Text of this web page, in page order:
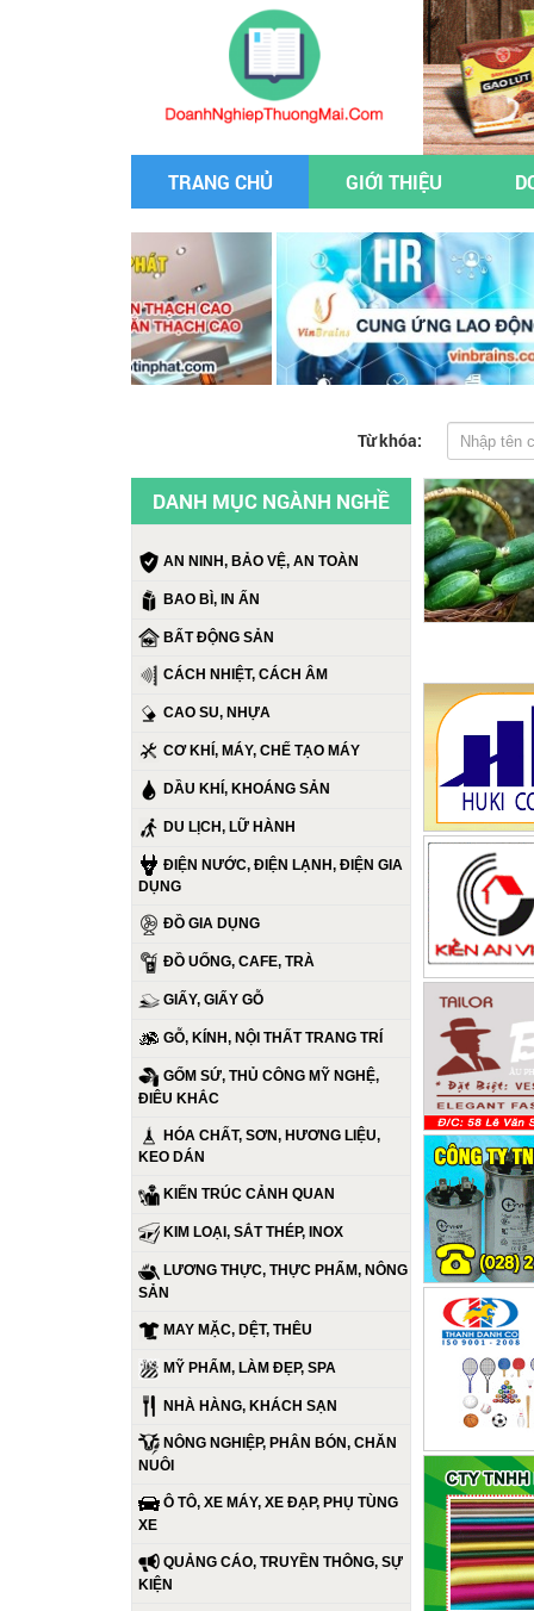
TRANG CHỦ GIỚI THIỆU
Từ khóa:
DANH MỤC NGÀNH NGHỀ
AN NINH, BẢO VỆ, AN TOÀN
BAO BÌ, IN ẤN
BẤT ĐỘNG SẢN
CÁCH NHIỆT, CÁCH ÂM
CAO SU, NHỰA
CƠ KHÍ, MÁY, CHẾ TẠO MÁY
DẦU KHÍ, KHOÁNG SẢN
DU LỊCH, LỮ HÀNH
ĐIỆN NƯỚC, ĐIỆN LẠNH, ĐIỆN GIA
DỤNG
ĐỒ GIA DỤNG
ĐỒ UỐNG, CAFE, TRÀ
GIẤY, GIẤY GỖ
GỖ, KÍNH, NỘI THẤT TRANG TRÍ
GỐM SỨ, THỦ CÔNG MỸ NGHỆ,
ĐIÊU KHẮC
HÓA CHẤT, SƠN, HƯƠNG LIỆU,
KEO DÁN
KIẾN TRÚC CẢNH QUAN
KIM LOẠI, SẮT THÉP, INOX
LƯƠNG THỰC, THỰC PHẨM, NÔNG
SẢN
MAY MẶC, DỆT, THÊU
MỸ PHẨM, LÀM ĐẸP, SPA
NHÀ HÀNG, KHÁCH SẠN
NÔNG NGHIỆP, PHÂN BÓN, CHĂN
NUÔI
Ô TÔ, XE MÁY, XE ĐẠP, PHỤ TÙNG
XE
QUẢNG CÁO, TRUYỀN THÔNG, SỰ
KIỆN